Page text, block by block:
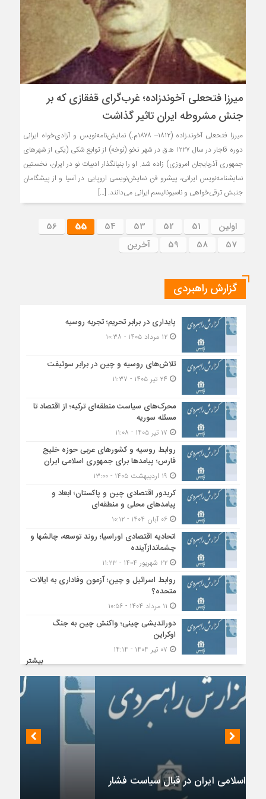
میرزا فتحعلی آخوندزاده؛ غرب‌گرای قفقازی که بر
جنش مشروطه ایران تاثیر گذاشت
میرزا فتحعلی آخوندزاده (۱۸۱۲– ۱۸۷۸م.) نمایش‌نامه‌نویس و آزادی‌خواه ایرانی
دوره قاجار در سال ۱۲۲۷ ه‍.ق در شهر نخو (نوخه) از توابع شکی (یکی از شهرهای
جمهوری آذربایجان امروزی) زاده شد. او را بنیانگذار ادبیات نو در ایران، نخستین
نمایشنامه‌نویس ایرانی، پیشرو فن نمایش‌نویسی اروپایی در آسیا و از پیشگامان
جنبش ترقی‌خواهی و ناسیونالیسم ایرانی می‌دانند. […]
اولین 51
52
53
54
55
56
57
58
59 آخرین
گزارش راهبردی
پایداری در برابر تحریم؛ تجربه روسیه
۱۲ مرداد ۱۴۰۵ - ۱۰:۳۸
تلاش‌های روسیه و چین در برابر سوئیفت
محرک‌های سیاست منطقه‌‎ای ترکیه؛ از اقتصاد تا
مسئله سوریه
روابط روسیه و کشورهای عربی حوزه خلیج
فارس؛ پیامدها برای جمهوری اسلامی ایران
کریدور اقتصادی چین و پاکستان؛ ابعاد و
پیامدهای محلی و منطقه‌ای
۰۶ آبان ۱۴۰۴ - ۱۰:۱۲
اتحادیه اقتصادی اوراسیا؛ روند توسعه، چالشها و
چشماندازآینده
۲۲ شهریور ۱۴۰۴ - ۱۱:۲۳
روابط اسرائیل و چین؛ آزمون وفاداری به ایالات
متحده؟
دوراندیشی چینی؛ واکنش چین به جنگ
اوکراین
بیشتر